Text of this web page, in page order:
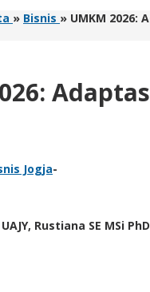
» Bisnis » UMKM 2026:
Jogja-
Rustiana SE MSi